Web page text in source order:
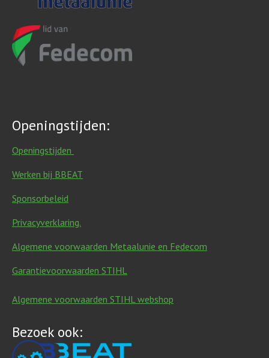
Openingstijden:
Openingstijden
Werken bij BBEAT
Sponsorbeleid
Privacyverklaring.
Algemene voorwaarden Metaalunie en Fedecom
Garantievoorwaarden STIHL
Algemene voorwaarden STIHL webshop
Bezoek ook: